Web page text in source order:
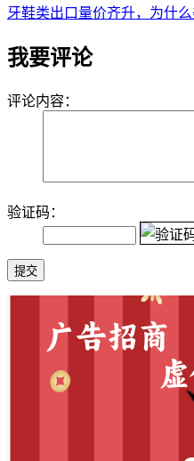
牙鞋类出口量价齐升，为什么
我要评论
评论内容：
验证码：